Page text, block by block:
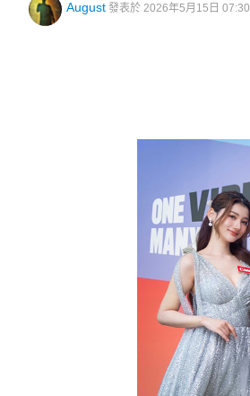
August 發表於 2026年5月15日 07:30